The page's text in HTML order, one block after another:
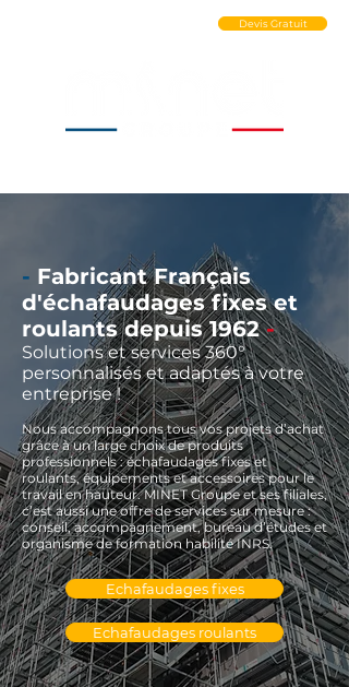
Devis Gratuit
- Fabricant Français
d'échafaudages fixes et
roulants depuis 1962-
Solutions et services 360°
personnalisés et adaptés à votre
entreprise !
Nous accompagnons tous vos projets d’achat
grâce à un large choix de produits
professionnels : échafaudages fixes et
roulants, équipements et accessoires pour le
travail en hauteur. MINET Groupe et ses filiales,
c’est aussi une offre de services sur mesure :
conseil, accompagnement, bureau d’études et
organisme de formation habilité INRS.
Echafaudages fixes
Echafaudages roulants